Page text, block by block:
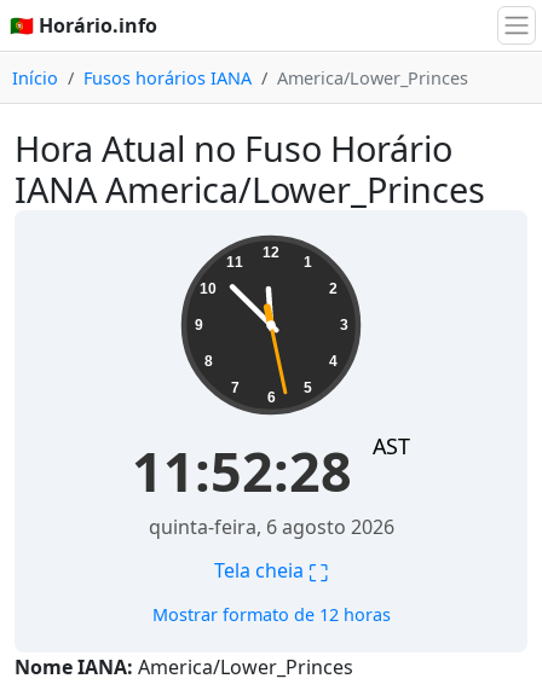
🇵🇹 Horário.info
Início Fusos horários IANA America/Lower_Princes
Hora Atual no Fuso Horário
IANA America/Lower_Princes
12
1
2
3
4
5
6
7
8
9
10
11
11:52:28 AST
quinta-feira, 6 agosto 2026
Tela cheia ⛶
Mostrar formato de 12 horas
Nome IANA: America/Lower_Princes